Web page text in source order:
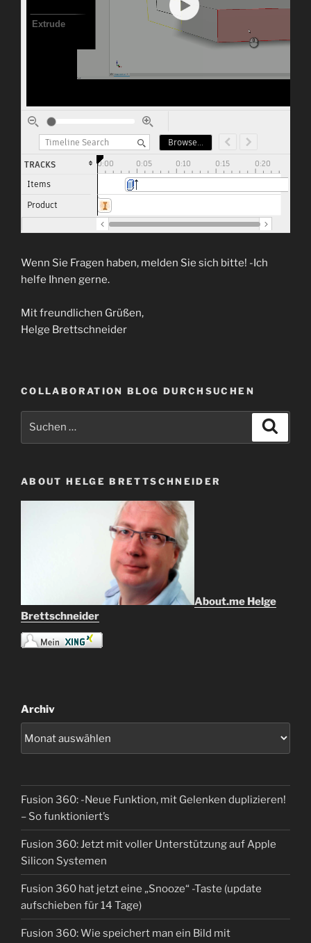
Wenn Sie Fragen haben, melden Sie sich bitte! -Ich
helfe Ihnen gerne.
Mit freundlichen Grüßen,
Helge Brettschneider
COLLABORATION BLOG DURCHSUCHEN
ABOUT HELGE BRETTSCHNEIDER
About.me Helge
Brettschneider
Archiv
Fusion 360: -Neue Funktion, mit Gelenken duplizieren!
– So funktioniert’s
Fusion 360: Jetzt mit voller Unterstützung auf Apple
Silicon Systemen
Fusion 360 hat jetzt eine „Snooze“ -Taste (update
aufschieben für 14 Tage)
Fusion 360: Wie speichert man ein Bild mit